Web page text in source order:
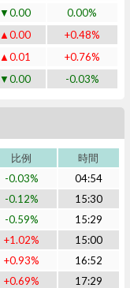
▼0.00
0.00%
▲0.00
+0.48%
▲0.01
+0.76%
▼0.00 -0.03%
比例
時間
-0.03%
04:54
-0.12%
15:30
-0.59%
15:29
+1.02%
15:00
+0.93%
16:52
+0.69%
17:29